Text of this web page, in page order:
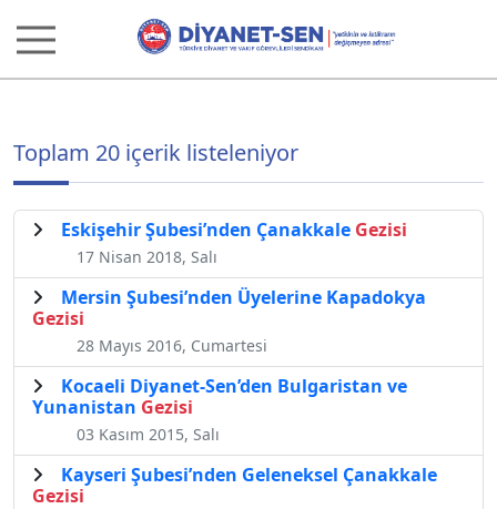
Toplam 20 içerik listeleniyor
Eskişehir Şubesi’nden Çanakkale Gezisi
17 Nisan 2018, Salı
Mersin Şubesi’nden Üyelerine Kapadokya
Gezisi
28 Mayıs 2016, Cumartesi
​Kocaeli Diyanet-Sen’den Bulgaristan ve
Yunanistan Gezisi
03 Kasım 2015, Salı
Kayseri Şubesi’nden Geleneksel Çanakkale
Gezisi